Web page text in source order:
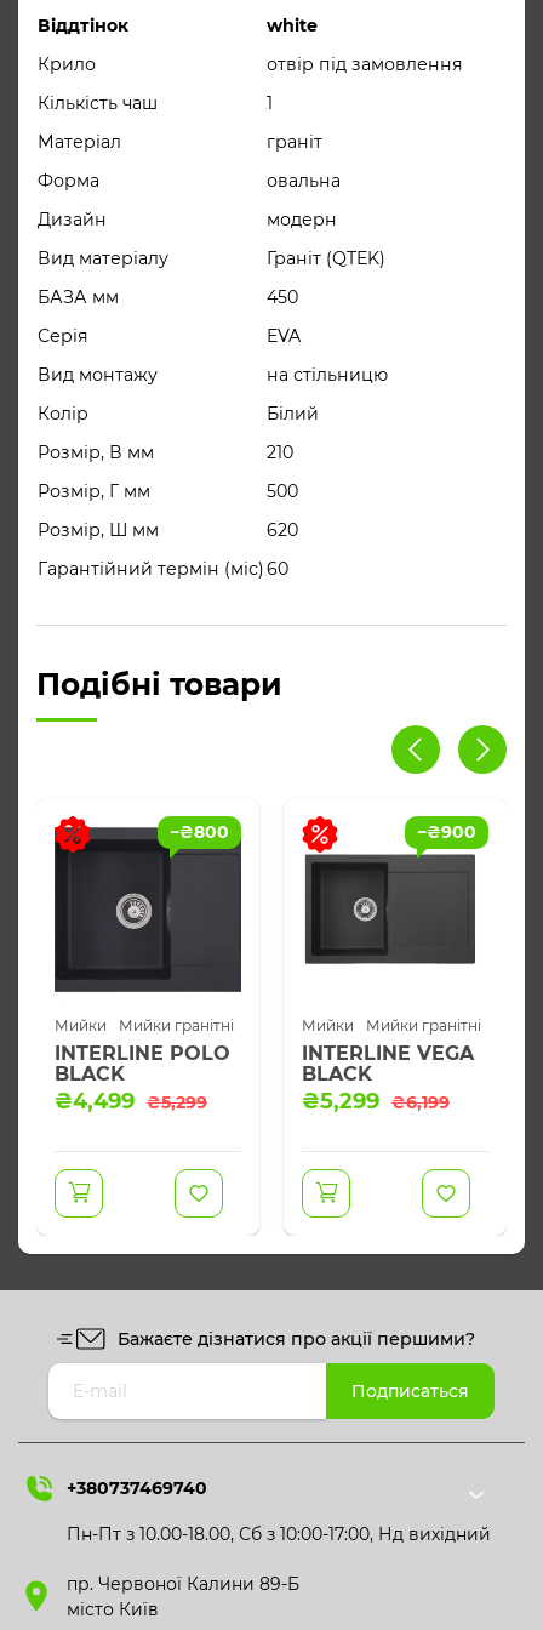
рази міцніше, ніж натуральний
граніт, а все
компоненти матеріалу екологічно
безпечні і сертифіковані.
Віддтінок
white
Крило
отвір під замовлення
Кількість чаш
1
Матеріал
граніт
Форма
овальна
Дизайн
модерн
Вид матеріалу
Граніт (QTEK)
БАЗА мм
450
Серія
EVA
Вид монтажу
на стільницю
Колір
Білий
Розмір, В мм
210
Розмір, Г мм
500
Розмір, Ш мм
620
Гарантійний термін (міс)60
Подібні товари
−₴800
Мийки Мийки гранітні
INTERLINE POLO
BLACK
₴5,299
Оригінальна
₴4,499
Поточна
−₴900
Мийки Мийки гранітні
INTERLINE VEGA
BLACK
₴6,199
Оригінальна
₴5,299
Поточна
Бажаєте дізнатися про акції першими?
+380737469740
Пн-Пт з 10.00-18.00, Сб з 10:00-17:00, Нд вихідний
пр. Червоної Калини 89-Б
місто Київ